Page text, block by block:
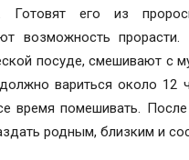
Готовят его из
возможность прорасти.
посуде, смешивают с
вариться около 12
время помешивать. После
родным, близким и